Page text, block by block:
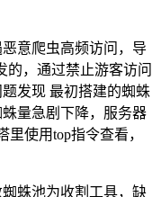
意爬虫高频访问，导
的，通过禁止游客访问
发现 最初搭建的蜘蛛
量急剧下降，服务器
使用top指令查看，
蛛池为收割工具，缺